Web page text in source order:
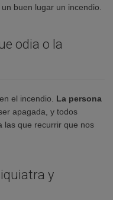
buen lugar un incendio.
odia o la
el incendio. La persona
apagada, y todos
las que recurrir que nos
y